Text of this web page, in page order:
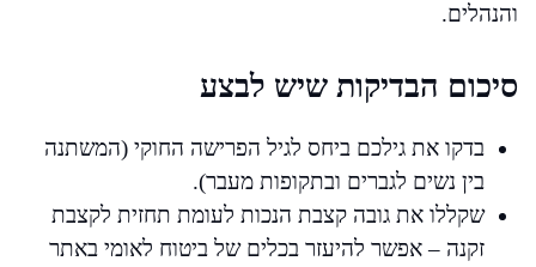
והנהלים.
סיכום הבדיקות שיש לבצע
בדקו את גילכם ביחס לגיל הפרישה החוקי (המשתנה
בין נשים לגברים ובתקופות מעבר).
שקללו את גובה קצבת הנכות לעומת תחזית לקצבת
זקנה – אפשר להיעזר בכלים של ביטוח לאומי באתר